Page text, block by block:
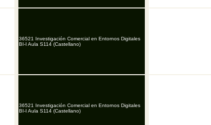
36521 Investigación Comercial en Entornos Digitales
BI-I Aula S114 (Castellano)
36521 Investigación Comercial en Entornos Digitales
BI-I Aula S114 (Castellano)